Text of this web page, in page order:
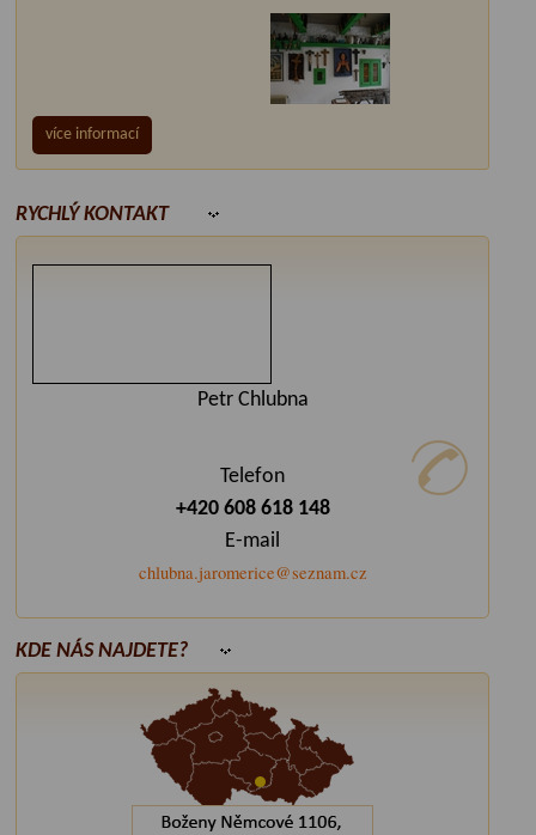
více informací
RYCHLÝ KONTAKT
Petr Chlubna
Telefon
+420 608 618 148
E-mail
chlubna.jaromerice@seznam.cz
KDE NÁS NAJDETE?